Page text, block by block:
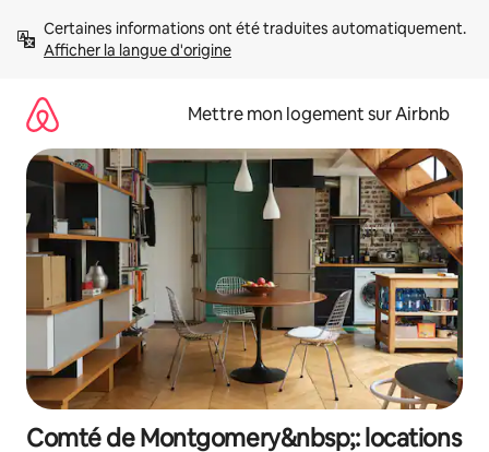
directement
Afficher la langue d'origine
Mettre mon logement sur Airbnb
Comté de Montgomery&nbsp;: locations